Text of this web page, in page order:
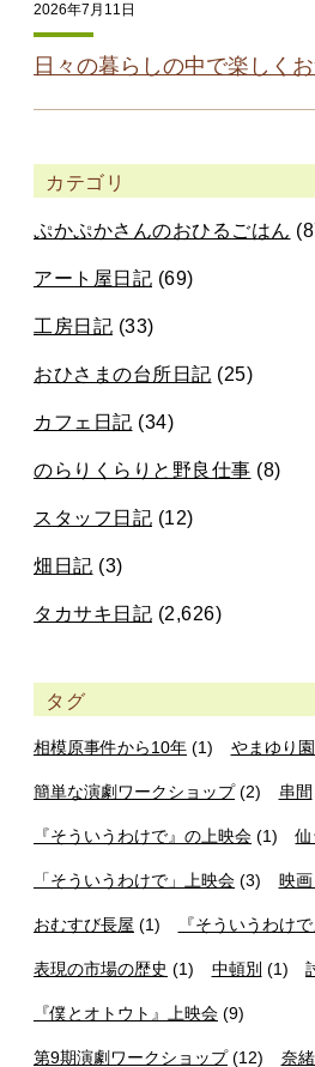
2026年7月11日
日々の暮らしの中で楽しく
カテゴリ
ぷかぷかさんのおひるごはん
アート屋日記 (69)
工房日記 (33)
おひさまの台所日記 (25)
カフェ日記 (34)
のらりくらりと野良仕事 (8)
スタッフ日記 (12)
畑日記 (3)
タカサキ日記 (2,626)
タグ
相模原事件から10年 (1) やまゆり
簡単な演劇ワークショップ(2) 串間
『そういうわけで』の上映会 (1) 仙
「そういうわけで」上映会 (3) 映画
おむすび長屋 (1) 『そういうわけ
表現の市場の歴史 (1) 中頓別 (1)
『僕とオトウト』上映会 (9)
第9期演劇ワークショップ(12) 奈